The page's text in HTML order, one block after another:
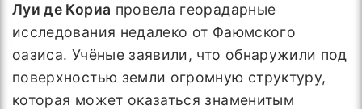
Луи де Кориа провела георадарные
исследования недалеко от Фаюмского
оазиса. Учёные заявили, что обнаружили под
поверхностью земли огромную структуру,
которая может оказаться знаменитым